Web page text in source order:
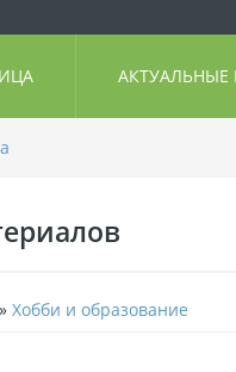
АКТУАЛЬНЫЕ
» Хобби и образование